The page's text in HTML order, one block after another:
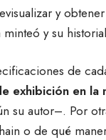
y
y su
de
exhibición en la
su autor–. Por
o de qué